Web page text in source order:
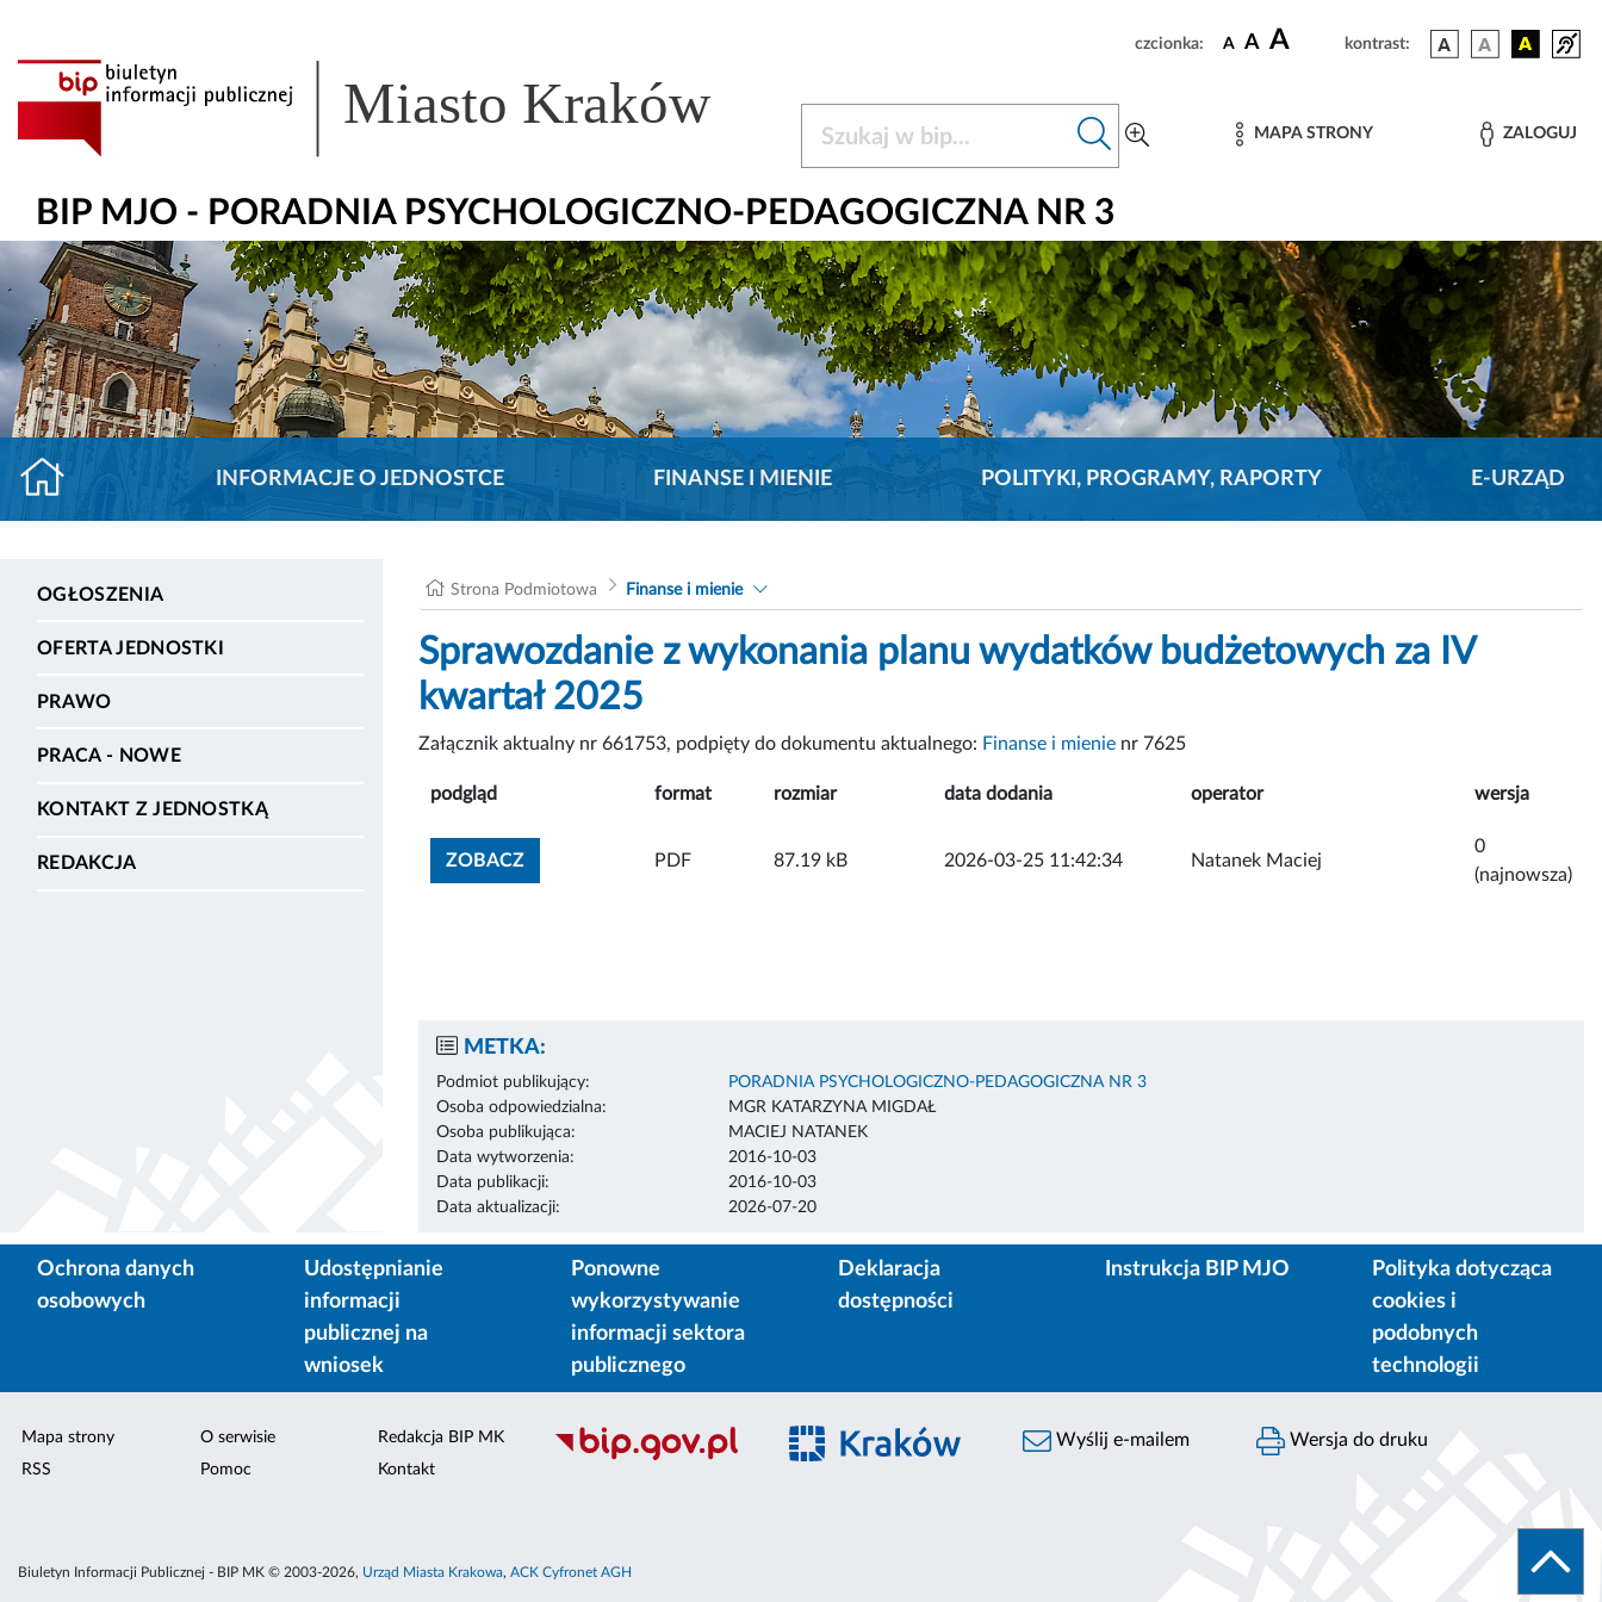
czcionka: A A A kontrast:
Miasto Kraków MAPA STRONY ZALOGUJ
BIP MJO - PORADNIA PSYCHOLOGICZNO-PEDAGOGICZNA NR 3
INFORMACJE O JEDNOSTCE FINANSE I MIENIE POLITYKI, PROGRAMY, RAPORTY E-URZĄD
OGŁOSZENIA
OFERTA JEDNOSTKI
PRAWO
PRACA - NOWE
KONTAKT Z JEDNOSTKĄ
REDAKCJA
Strona Podmiotowa Finanse i mienie
Sprawozdanie z wykonania planu wydatków budżetowych za IV
kwartał 2025
Załącznik aktualny nr 661753, podpięty do dokumentu aktualnego: Finanse i mienie nr 7625
podgląd format rozmiar data dodania operator wersja
ZOBACZZOBACZ ZAŁĄCZNIK
PDF 87.19 kB 2026-03-25 11:42:34 Natanek Maciej
0
(najnowsza)
METKA:
Podmiot publikujący:
PORADNIA PSYCHOLOGICZNO-PEDAGOGICZNA NR 3
Osoba odpowiedzialna:
MGR KATARZYNA MIGDAŁ
Osoba publikująca:
MACIEJ NATANEK
Data wytworzenia:
2016-10-03
Data publikacji:
2016-10-03
Data aktualizacji:
2026-07-20
Ochrona danych
osobowych
Udostępnianie
informacji
publicznej na
wniosek
Ponowne
wykorzystywanie
informacji sektora
publicznego
Deklaracja
dostępności
Instrukcja BIP MJO
Polityka dotycząca
cookies i
podobnych
technologii
Mapa strony
RSS
O serwisie
Pomoc
Redakcja BIP MK
Kontakt
Wyślij e-mailem Wersja do druku
Biuletyn Informacji Publicznej - BIP MK © 2003-2026, Urząd Miasta Krakowa, ACK Cyfronet AGH